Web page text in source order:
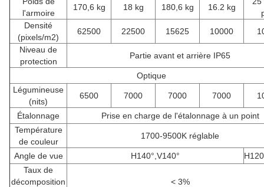
l'armoire
170,6 kg 18 kg 180,6 kg 16.2 kg
Densité
(pixels/m2)
62500 22500 15625 10000
Niveau de
protection
Partie avant et arrière IP65
Optique
Légumineuse
(nits)
6500 7000 7000 7000
Étalonnage
Prise en charge de l'étalonnage à un point
Température
de couleur
1700-9500K réglable
Angle de vue H140°,V140°
Taux de
décomposition
< 3%